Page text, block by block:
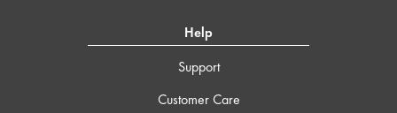
Help
Support
Customer Care